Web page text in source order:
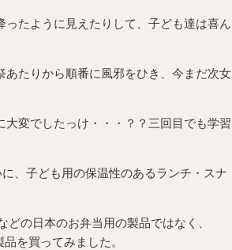
たように見えたりして、子ども達は喜ん
たりから順番に風邪をひき、今まだ次女
変でしたっけ・・・？？三回目でも学習
、子ども用の保温性のあるランチ・スナ
の日本のお弁当用の製品ではなく、
を買ってみました。